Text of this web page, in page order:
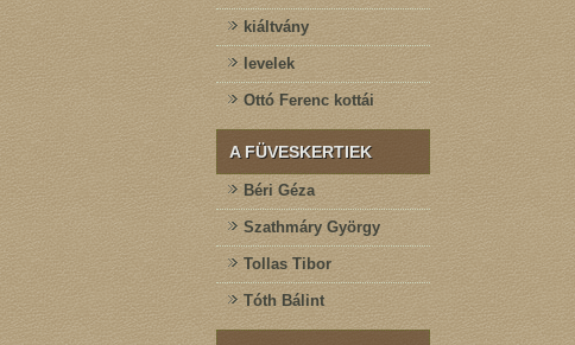
kiáltvány
levelek
Ottó Ferenc kottái
A FÜVESKERTIEK
Béri Géza
Szathmáry György
Tollas Tibor
Tóth Bálint